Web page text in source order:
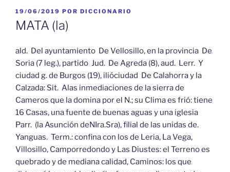
PUBLICADO
EL
19/06/2019 POR DICCIONARIO
MATA (la)
ald. Del ayuntamiento De Vellosillo, en la provincia De
Soria (7 leg.), partido Jud. De Agreda (8), aud. Lerr. Y
ciudad g. de Burgos (19), ilióciudad De Calahorra y la
Calzada: Sit. Alas inmediaciones de la sierra de
Cameros que la domina por el N.; su Clima es frió: tiene
16 Casas, una fuente de buenas aguas y una iglesia
Parr. (la Asunción deNIra.Sra), filial de las unidas de.
Yanguas. Term.: confina con los de Leria, La Vega,
Villosillo, Camporredondo y Las Diustes: el Terreno es
quebrado y de mediana calidad, Caminos: los que